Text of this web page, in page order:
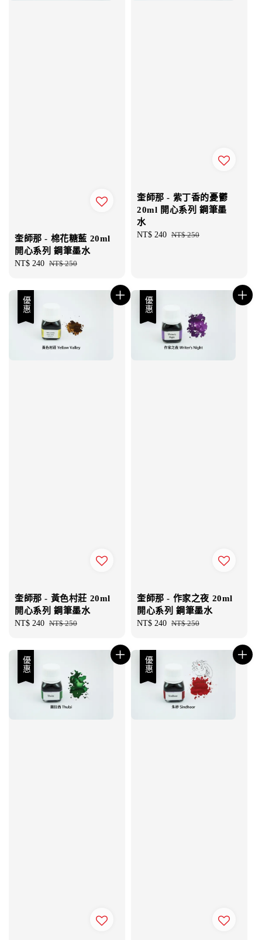
奎師那 - 棉花糖藍 20ml
開心系列 鋼筆墨水
Sale
NT$ 240 Regular
NT$ 250
奎師那 - 紫丁香的憂鬱
20ml 開心系列 鋼筆墨
水
Sale
NT$ 240 Regular
NT$ 250
優惠
奎師那 - 黃色村莊 20ml
開心系列 鋼筆墨水
Sale
NT$ 240 Regular
NT$ 250
優惠
奎師那 - 作家之夜 20ml
開心系列 鋼筆墨水
Sale
NT$ 240 Regular
NT$ 250
優惠 優惠